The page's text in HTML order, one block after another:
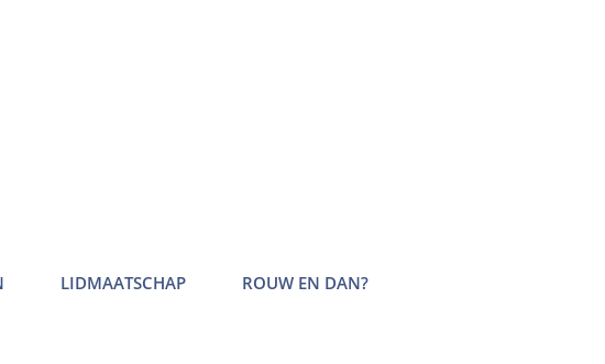
LIDMAATSCHAP ROUW EN DAN?